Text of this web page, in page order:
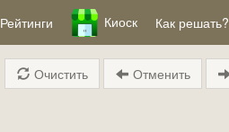
Рейтинги Киоск Как решать?
Очистить Отменить